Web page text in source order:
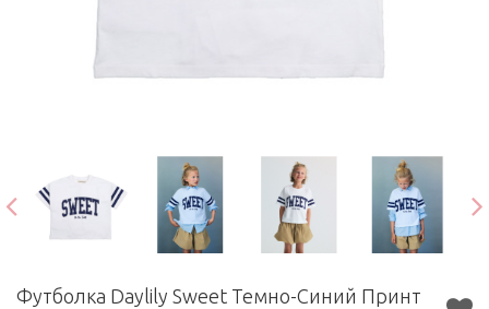
Футболка Daylily Sweet Темно-Синий Принт